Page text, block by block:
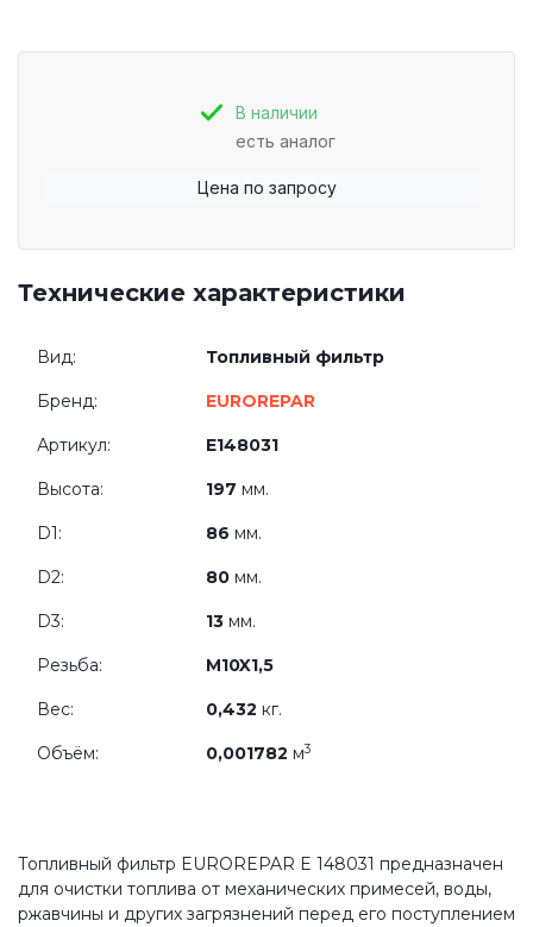
В наличии
есть аналог
Цена по запросу
Технические характеристики
Вид: Топливный фильтр
Бренд: EUROREPAR
Артикул: E148031
Высота: 197 мм.
D1: 86 мм.
D2: 80 мм.
D3: 13 мм.
Резьба: M10X1,5
Вес: 0,432 кг.
Объём: 0,001782 м3
Топливный фильтр EUROREPAR E 148031 предназначен
для очистки топлива от механических примесей, воды,
ржавчины и других загрязнений перед его поступлением